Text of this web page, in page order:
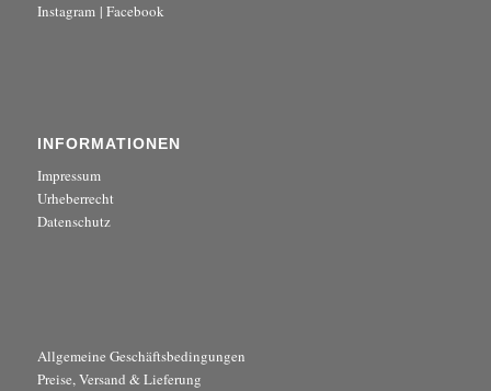
Instagram| Facebook
INFORMATIONEN
Impressum
Urheberrecht
Datenschutz
Allgemeine Geschäftsbedingungen
Preise, Versand & Lieferung